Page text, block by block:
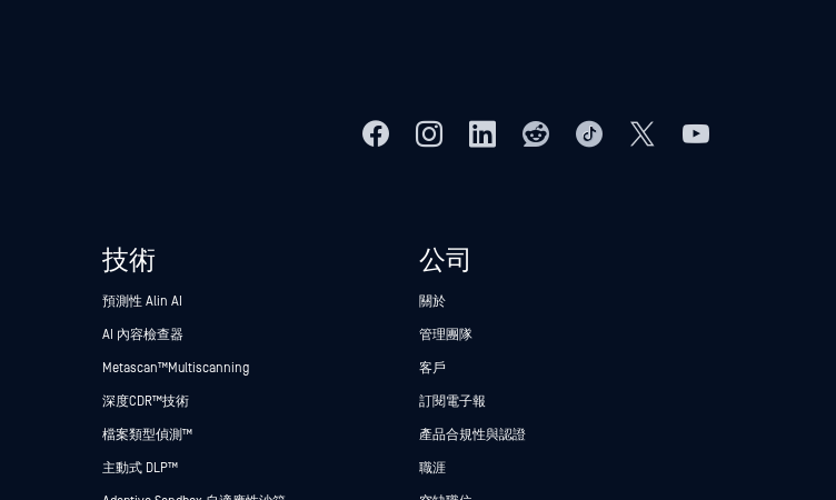
技術
預測性 Alin AI
AI 內容檢查器
Metascan™ Multiscanning
深度CDR™技術
檔案類型偵測™
主動式 DLP™
公司
關於
管理團隊
客戶
訂閱電子報
產品合規性與認證
職涯